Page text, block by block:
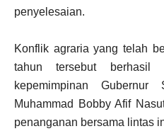
penyelesaian.
Konflik agraria yang telah
tahun tersebut berhasil
kepemimpinan Gubernur
Muhammad Bobby Afif
penanganan bersama lintas